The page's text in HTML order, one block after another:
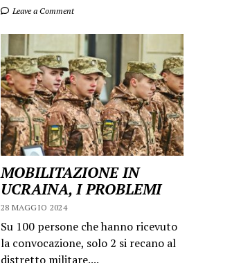
Leave a Comment
MOBILITAZIONE IN
UCRAINA, I PROBLEMI
28 MAGGIO 2024
Su 100 persone che hanno ricevuto
la convocazione, solo 2 si recano al
distretto militare....